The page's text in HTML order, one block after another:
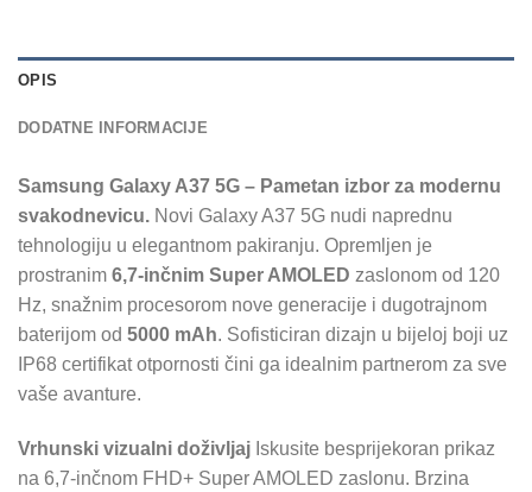
OPIS
DODATNE INFORMACIJE
Samsung Galaxy A37 5G – Pametan izbor za modernu
svakodnevicu. Novi Galaxy A37 5G nudi naprednu
tehnologiju u elegantnom pakiranju. Opremljen je
prostranim 6,7-inčnim Super AMOLED zaslonom od 120
Hz, snažnim procesorom nove generacije i dugotrajnom
baterijom od 5000 mAh. Sofisticiran dizajn u bijeloj boji uz
IP68 certifikat otpornosti čini ga idealnim partnerom za sve
vaše avanture.
Vrhunski vizualni doživljaj Iskusite besprijekoran prikaz
na 6,7-inčnom FHD+ Super AMOLED zaslonu. Brzina